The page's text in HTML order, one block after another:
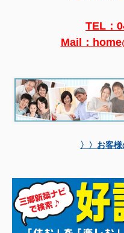
TEL：
Mail：
〉〉お客